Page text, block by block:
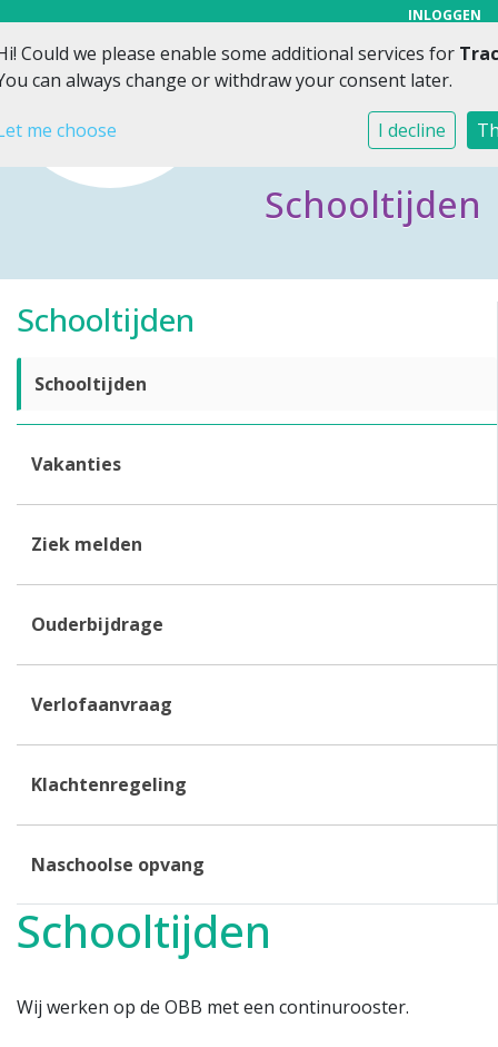
INLOGGEN
Schooltijden
Schooltijden
Schooltijden
Vakanties
Ziek melden
Ouderbijdrage
Verlofaanvraag
Klachtenregeling
Naschoolse opvang
Schooltijden
Wij werken op de OBB met een continurooster.
Could we please enable some additional services for
can always change or withdraw your consent later.
me choose I decline